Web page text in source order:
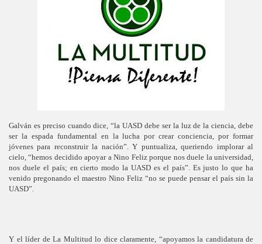
Galván es preciso cuando dice, “la UASD debe ser la luz de la ciencia, debe
ser la espada fundamental en la lucha por crear conciencia, por formar
jóvenes para reconstruir la nación”. Y puntualiza, queriendo implorar al
cielo, “hemos decidido apoyar a Nino Feliz porque nos duele la universidad,
nos duele el país; en cierto modo la UASD es el país”. Es justo lo que ha
venido pregonando el maestro Nino Feliz “no se puede pensar el país sin la
UASD”.
Y el líder de La Multitud lo dice claramente, “apoyamos la candidatura de